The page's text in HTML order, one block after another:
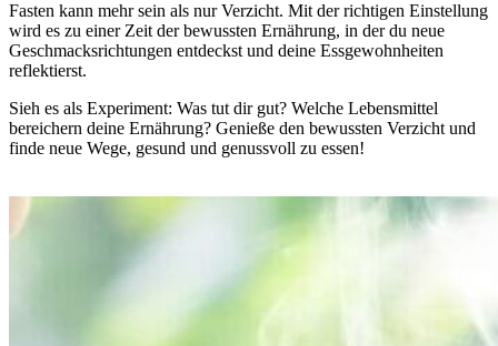
Fasten kann mehr sein als nur Verzicht. Mit der richtigen Einstellung
wird es zu einer Zeit der bewussten Ernährung, in der du neue
Geschmacksrichtungen entdeckst und deine Essgewohnheiten
reflektierst.
Sieh es als Experiment: Was tut dir gut? Welche Lebensmittel
bereichern deine Ernährung? Genieße den bewussten Verzicht und
finde neue Wege, gesund und genussvoll zu essen!